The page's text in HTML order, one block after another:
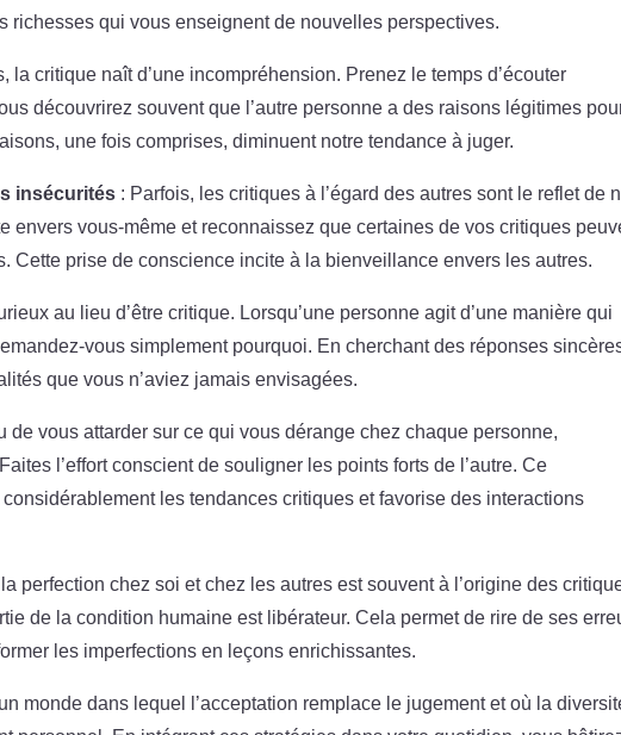
richesses qui vous enseignent de nouvelles perspectives.
la critique naît d’une incompréhension. Prenez le temps d’écouter
découvrirez souvent que l’autre personne a des raisons légitimes
une fois comprises, diminuent notre tendance à juger.
insécurités : Parfois, les critiques à l’égard des autres sont le reflet de
envers vous-même et reconnaissez que certaines de vos critiques
Cette prise de conscience incite à la bienveillance envers les autres.
au lieu d’être critique. Lorsqu’une personne agit d’une manière qui
vous simplement pourquoi. En cherchant des réponses
que vous n’aviez jamais envisagées.
de vous attarder sur ce qui vous dérange chez chaque personne,
l’effort conscient de souligner les points forts de l’autre. Ce
les tendances critiques et favorise des interactions
perfection chez soi et chez les autres est souvent à l’origine des
de la condition humaine est libérateur. Cela permet de rire de ses
les imperfections en leçons enrichissantes.
monde dans lequel l’acceptation remplace le jugement et où la